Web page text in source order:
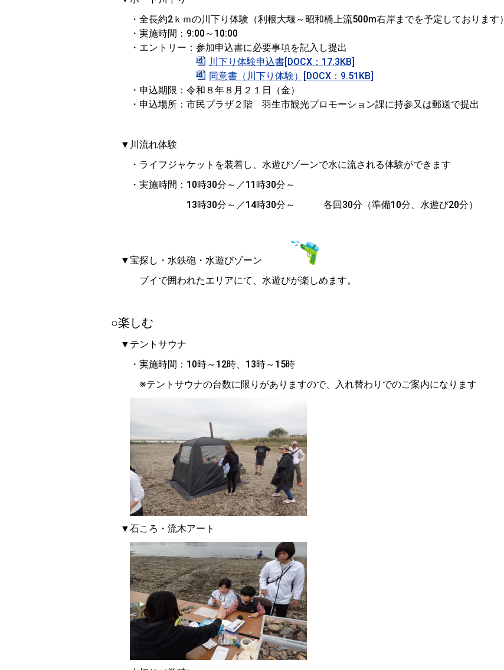
・全長約2ｋｍの川下り体験（利根大堰～昭和橋上流500m右岸までを予定しております）
・実施時間：9:00～10:00
・エントリー：参加申込書に必要事項を記入し提出
川下り体験申込書[DOCX：17.3KB]
同意書（川下り体験）[DOCX：9.51KB]
・申込期限：令和８年８月２１日（金）
・申込場所：市民プラザ２階 羽生市観光プロモーション課に持参又は郵送で提出
▼川流れ体験
・ライフジャケットを装着し、水遊びゾーンで水に流される体験ができます
・実施時間：10時30分～／11時30分～
13時30分～／14時30分～ 各回30分（準備10分、水遊び20分）
▼宝探し・水鉄砲・水遊びゾーン
ブイで囲われたエリアにて、水遊びが楽しめます。
○楽しむ
▼テントサウナ
・実施時間：10時～12時、13時～15時
※テントサウナの台数に限りがありますので、入れ替わりでのご案内になります
▼石ころ・流木アート